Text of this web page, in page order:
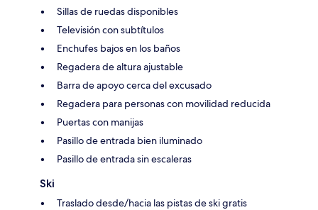
Sillas de ruedas disponibles
Televisión con subtítulos
Enchufes bajos en los baños
Regadera de altura ajustable
Barra de apoyo cerca del excusado
Regadera para personas con movilidad reducida
Puertas con manijas
Pasillo de entrada bien iluminado
Pasillo de entrada sin escaleras
Ski
Traslado desde/hacia las pistas de ski gratis